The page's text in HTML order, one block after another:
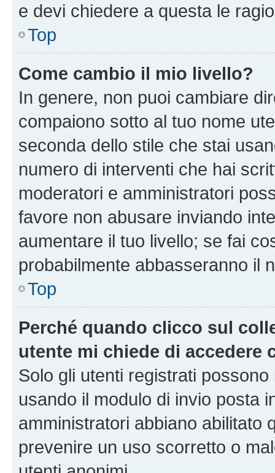
e devi chiedere a questa le
Top
Come cambio il mio livello?
In genere, non puoi cambiare
compaiono sotto al tuo nome
seconda dello stile che stai
numero di interventi che hai
moderatori e amministratori
favore non abusare inviando
aumentare il tuo livello; se fai
probabilmente abbasseranno il
Top
Perché quando clicco sul
utente mi chiede di accedere
Solo gli utenti registrati
usando il modulo di invio posta
amministratori abbiano abilitato
prevenire un uso scorretto o